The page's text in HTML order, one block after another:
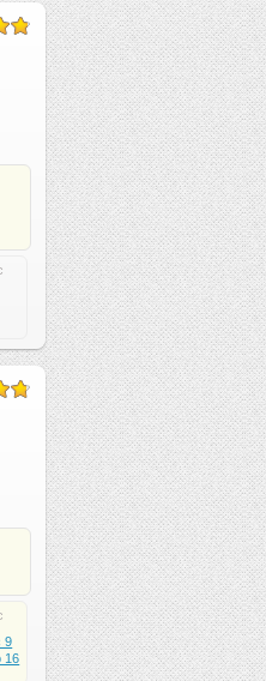
9
16